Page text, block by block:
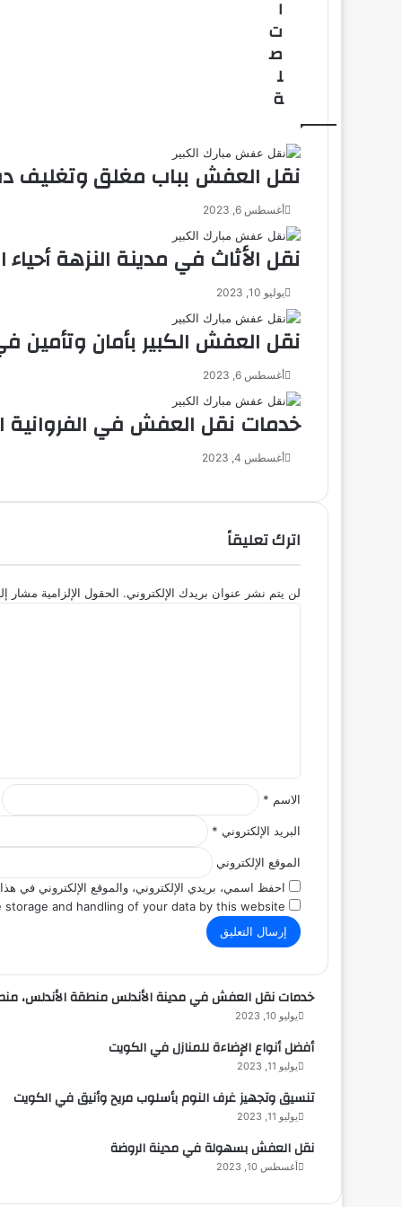
ا
ت
ص
ل
ة
نقل العفش بباب مغلق وتغليف
أغسطس 6, 2023
نقل الأثاث في مدينة النزهة أحياء
يوليو 10, 2023
نقل العفش الكبير بأمان وتأمين
أغسطس 6, 2023
خدمات نقل العفش في الفروانية
أغسطس 4, 2023
اترك تعليقاً
لن يتم نشر عنوان بريدك الإلكتروني. الحقول الإلزامية مشار
الاسم *
البريد الإلكتروني *
الموقع الإلكتروني
احفظ اسمي، بريدي الإلكتروني، والموقع الإلكتروني في
and handling of your data by this website.
خدمات نقل العفش في مدينة الأندلس منطقة الأندلس،
يوليو 10, 2023
أفضل أنواع الإضاءة للمنازل في الكويت
يوليو 11, 2023
تنسيق وتجهيز غرف النوم بأسلوب مريح وأنيق في الكويت
يوليو 11, 2023
نقل العفش بسهولة في مدينة الروضة
أغسطس 10, 2023